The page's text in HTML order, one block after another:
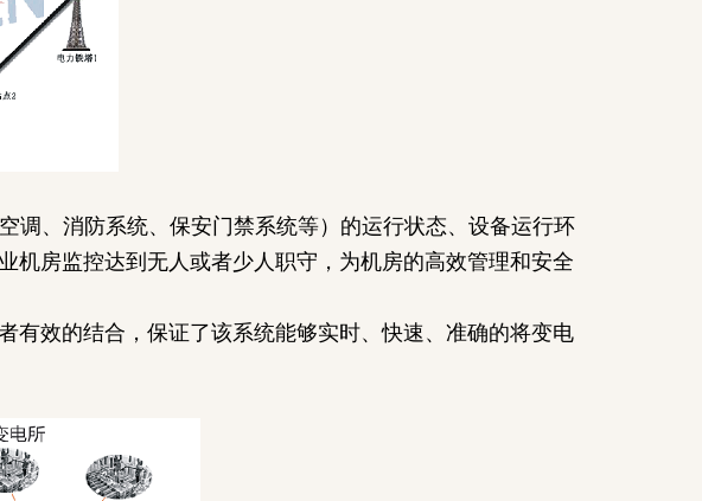
调、消防系统、保安门禁系统等）的运行状态、设备运行环
房监控达到无人或者少人职守，为机房的高效管理和安全
有效的结合，保证了该系统能够实时、快速、准确的将变电